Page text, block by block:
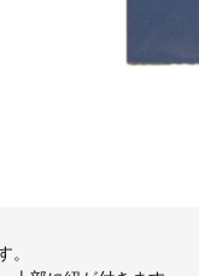
。